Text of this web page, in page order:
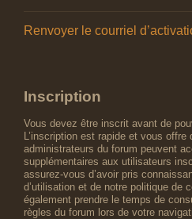
Renvoyer le courriel
Inscription
Vous devez être inscrit avant de
L’inscription est rapide et vous
administrateurs du forum peuvent
supplémentaires aux utilisateurs
assurez-vous d’avoir pris
d’utilisation et de notre politique de
également prendre le temps de
règles du forum lors de votre